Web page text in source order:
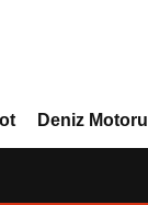
Deniz Motoru